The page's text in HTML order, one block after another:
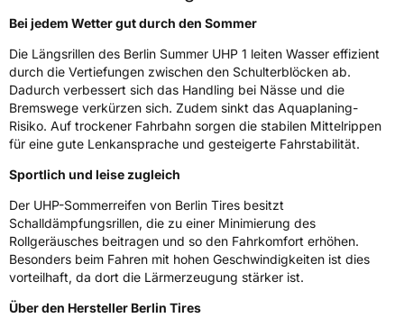
FahrzeugklasseC1
3PMSF / Schneeflockensymbol / Alpine-SymbolNein
EPREL ID1581542
Allgemeine Produktsicherheit (GPSR)
HerstellerkontaktBerlin Tyres Europa GmbH, Holzhauser
Strasse 182 13509 Berlin Deutschland,
production@berlintires.com
Bei jedem Wetter gut durch den Sommer
Die Längsrillen des Berlin Summer UHP 1 leiten Wasser effizient
durch die Vertiefungen zwischen den Schulterblöcken ab.
Dadurch verbessert sich das Handling bei Nässe und die
Bremswege verkürzen sich. Zudem sinkt das Aquaplaning-
Risiko. Auf trockener Fahrbahn sorgen die stabilen Mittelrippen
für eine gute Lenkansprache und gesteigerte Fahrstabilität.
Sportlich und leise zugleich
Der UHP-Sommerreifen von Berlin Tires besitzt
Schalldämpfungsrillen, die zu einer Minimierung des
Rollgeräusches beitragen und so den Fahrkomfort erhöhen.
Besonders beim Fahren mit hohen Geschwindigkeiten ist dies
vorteilhaft, da dort die Lärmerzeugung stärker ist.
Über den Hersteller Berlin Tires